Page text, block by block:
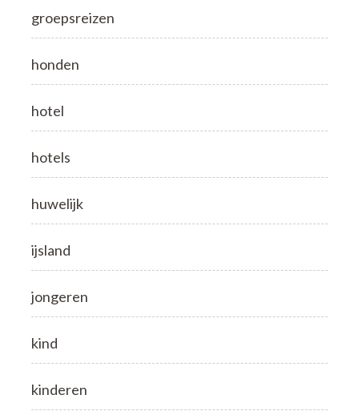
groepsreizen
honden
hotel
hotels
huwelijk
ijsland
jongeren
kind
kinderen